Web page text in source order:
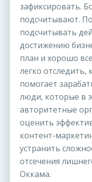
зафиксировать.
подсчитывают.
подсчитывать
достижению
план и хорошо
легко
помогает
люди, которые в
авторитетные
оценить
контент-
устранить
отсечения
Оккама.